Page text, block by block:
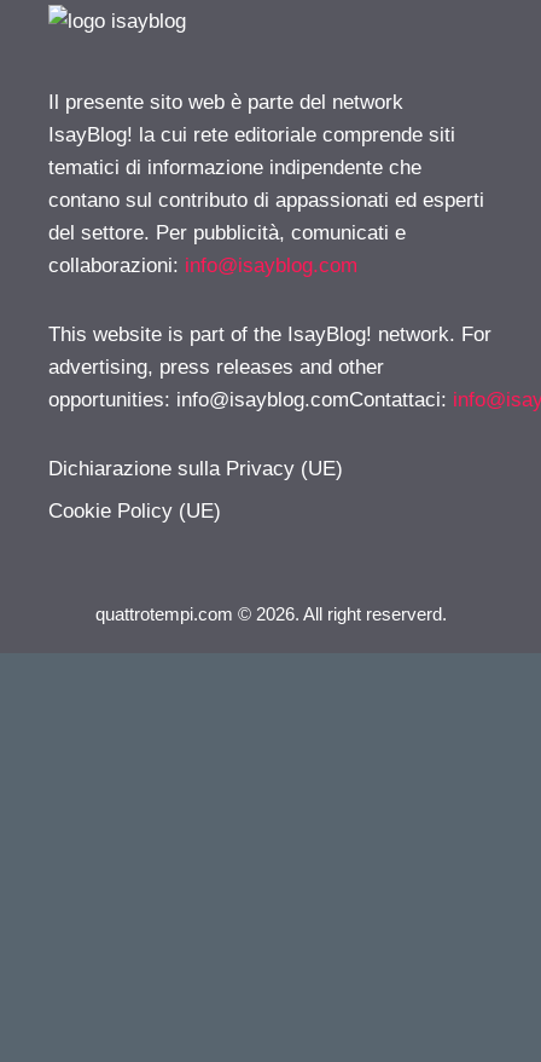
Il presente sito web è parte del network
IsayBlog! la cui rete editoriale comprende siti
tematici di informazione indipendente che
contano sul contributo di appassionati ed esperti
del settore. Per pubblicità, comunicati e
collaborazioni: info@isayblog.com
This website is part of the IsayBlog! network. For
advertising, press releases and other
opportunities: info@isayblog.comContattaci:
Dichiarazione sulla Privacy (UE)
Cookie Policy (UE)
quattrotempi.com © 2026. All right reserverd.